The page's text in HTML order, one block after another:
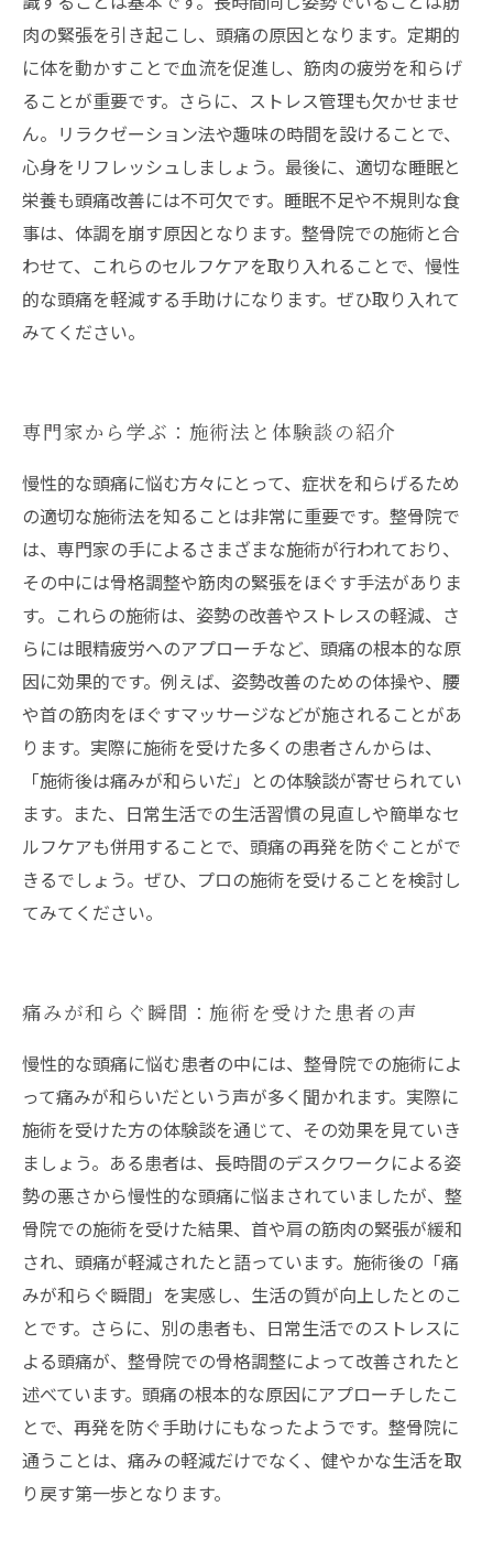
肉の緊張を引き起こし、頭痛の原因となります。定期的
に体を動かすことで血流を促進し、筋肉の疲労を和らげ
ることが重要です。さらに、ストレス管理も欠かせませ
ん。リラクゼーション法や趣味の時間を設けることで、
心身をリフレッシュしましょう。最後に、適切な睡眠と
栄養も頭痛改善には不可欠です。睡眠不足や不規則な食
事は、体調を崩す原因となります。整骨院での施術と合
わせて、これらのセルフケアを取り入れることで、慢性
的な頭痛を軽減する手助けになります。ぜひ取り入れて
みてください。
専門家から学ぶ：施術法と体験談の紹介
慢性的な頭痛に悩む方々にとって、症状を和らげるため
の適切な施術法を知ることは非常に重要です。整骨院で
は、専門家の手によるさまざまな施術が行われており、
その中には骨格調整や筋肉の緊張をほぐす手法がありま
す。これらの施術は、姿勢の改善やストレスの軽減、さ
らには眼精疲労へのアプローチなど、頭痛の根本的な原
因に効果的です。例えば、姿勢改善のための体操や、腰
や首の筋肉をほぐすマッサージなどが施されることがあ
ります。実際に施術を受けた多くの患者さんからは、
「施術後は痛みが和らいだ」との体験談が寄せられてい
ます。また、日常生活での生活習慣の見直しや簡単なセ
ルフケアも併用することで、頭痛の再発を防ぐことがで
きるでしょう。ぜひ、プロの施術を受けることを検討し
てみてください。
痛みが和らぐ瞬間：施術を受けた患者の声
慢性的な頭痛に悩む患者の中には、整骨院での施術によ
って痛みが和らいだという声が多く聞かれます。実際に
施術を受けた方の体験談を通じて、その効果を見ていき
ましょう。ある患者は、長時間のデスクワークによる姿
勢の悪さから慢性的な頭痛に悩まされていましたが、整
骨院での施術を受けた結果、首や肩の筋肉の緊張が緩和
され、頭痛が軽減されたと語っています。施術後の「痛
みが和らぐ瞬間」を実感し、生活の質が向上したとのこ
とです。さらに、別の患者も、日常生活でのストレスに
よる頭痛が、整骨院での骨格調整によって改善されたと
述べています。頭痛の根本的な原因にアプローチしたこ
とで、再発を防ぐ手助けにもなったようです。整骨院に
通うことは、痛みの軽減だけでなく、健やかな生活を取
り戻す第一歩となります。